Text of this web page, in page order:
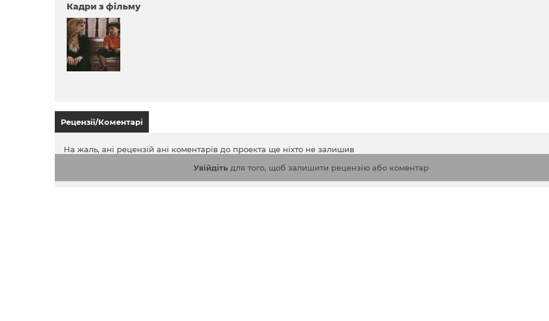
Кадри з фільму
Рецензії/Коментарі
На жаль, ані рецензій ані коментарів до проекта ще ніхто не залишив
Увійдітьдля того, щоб залишити рецензію або коментар